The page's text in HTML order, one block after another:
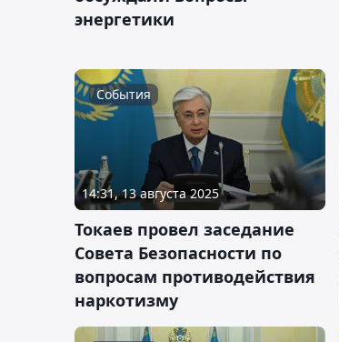
энергетики
События
14:31, 13 августа 2025
Токаев провел заседание
Совета Безопасности по
вопросам противодействия
наркотизму